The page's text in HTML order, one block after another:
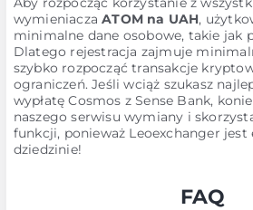
wymieniaczaATOM na UAH,
minimalne dane osobowe, takie jak
Dlatego rejestracja zajmuje
szybko rozpocząć transakcje
ograniczeń. Jeśli wciąż szukasz
wypłatę Cosmos z Sense Bank,
naszego serwisu wymiany i
funkcji, ponieważ Leoexchanger
dziedzinie!
FAQ